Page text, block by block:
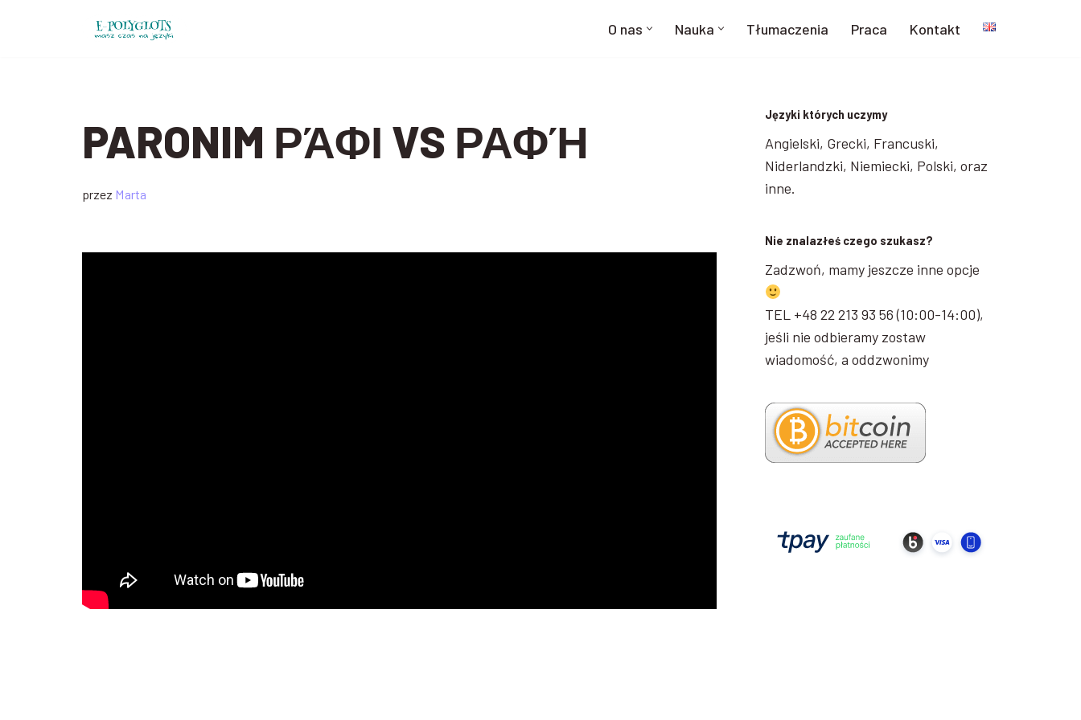
O nas Nauka Tłumaczenia Praca Kontakt
PARONIM ΡΆΦΙ VS ΡΑΦΉ
przez Marta
Języki których uczymy
Angielski, Grecki, Francuski,
Niderlandzki, Niemiecki, Polski, oraz
inne.
Nie znalazłeś czego szukasz?
Zadzwoń, mamy jeszcze inne opcje
TEL +48 22 213 93 56 (10:00-14:00),
jeśli nie odbieramy zostaw
wiadomość, a oddzwonimy